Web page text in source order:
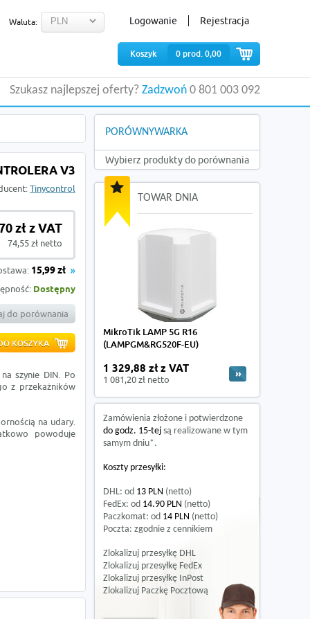
Waluta: Logowanie Rejestracja
Koszyk 0 prod. 0,00
Szukasz najlepszej oferty? Zadzwoń 0 801 003 092
V3
Tinycontrol
zł z VAT
74,55 zł netto
15,99 zł
Dostępny
do porównania
szynie DIN. Po
z przekażników
na udary.
powoduje
PORÓWNYWARKA
Wybierz produkty do porównania
TOWAR DNIA
MikroTik LAMP 5G R16
(LAMPGM&RG520F-EU)
1 329,88 zł z VAT
1 081,20 zł netto
Zamówienia złożone i potwierdzone
do godz. 15-tej są realizowane w tym
samym dniu*.
Koszty przesyłki:
DHL: od 13 PLN (netto)
FedEx: od 14.90 PLN (netto)
Paczkomat: od 14 PLN (netto)
Poczta: zgodnie z cennikiem
Zlokalizuj przesyłkę DHL
Zlokalizuj przesyłkę FedEx
Zlokalizuj przesyłkę InPost
Zlokalizuj Paczkę Pocztową